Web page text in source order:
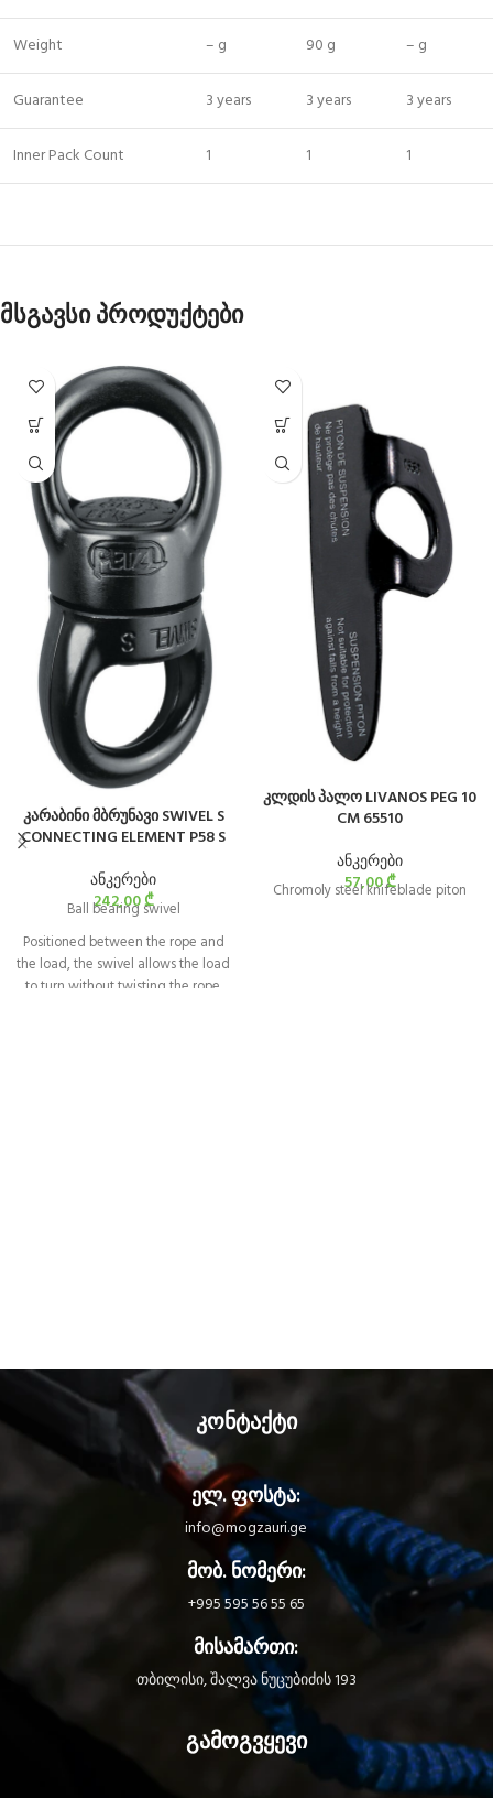
Weight – g 90 g – g
Guarantee 3 years 3 years 3 years
Inner Pack Count 1 1 1
მსგავსი პროდუქტები
კარაბინი მბრუნავი SWIVEL S
CONNECTING ELEMENT P58 S
ანკერები
242,00₾
Ball bearing swivel
Positioned between the rope and
the load, the swivel allows the load
to turn without twisting the rope.
კლდის პალო LIVANOS PEG 10
CM 65510
ანკერები
57,00₾
Chromoly steel knifeblade piton
კონტაქტი
ელ. ფოსტა:
info@mogzauri.ge
მობ. ნომერი:
+995 595 56 55 65
მისამართი:
თბილისი, შალვა ნუცუბიძის 193
გამოგვყევი